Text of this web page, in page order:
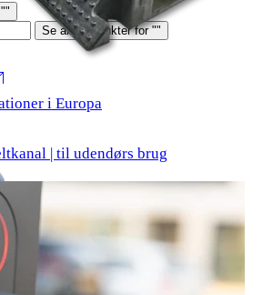
Se alle produkter for ""
i Europa
| til udendørs brug